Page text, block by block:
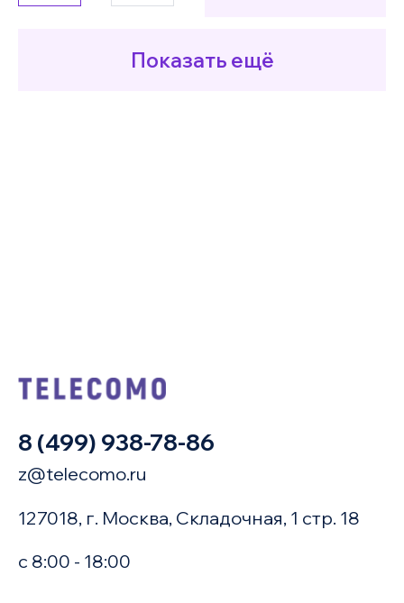
Показать ещё
8 (499) 938-78-86
z@telecomo.ru
127018, г. Москва, Складочная, 1 стр. 18
с 8:00 - 18:00